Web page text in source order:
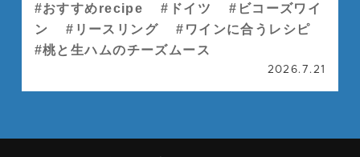
おすすめrecipe ドイツ
ビコーズワイ
ン
リースリング
ワインに合うレシピ
桃と生ハムのチーズムース
2026.7.21